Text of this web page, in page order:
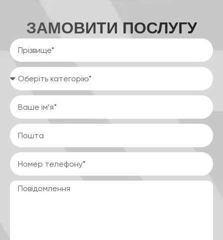
ЗАМОВИТИ ПОСЛУГУ